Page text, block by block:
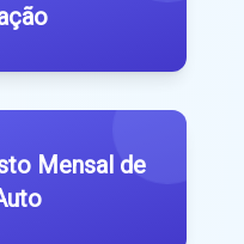
Mensal de